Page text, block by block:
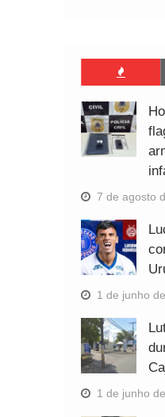
7 de agosto
1 de junho
1 de junho